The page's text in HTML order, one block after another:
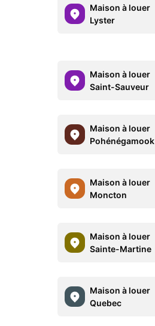
Maison à louer
Lyster
Maison à louer
Saint-Sauveur
Maison à louer
Pohénégamook
Maison à louer
Moncton
Maison à louer
Sainte-Martine
Maison à louer
Quebec